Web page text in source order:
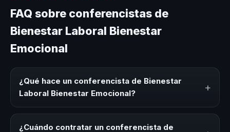
FAQ sobre conferencistas de
Bienestar Laboral Bienestar
Emocional
¿Qué hace un conferencista de Bienestar
Laboral Bienestar Emocional?
+
Emocional es un experto que comparte conocimiento,
¿Cuándo contratar un conferencista de